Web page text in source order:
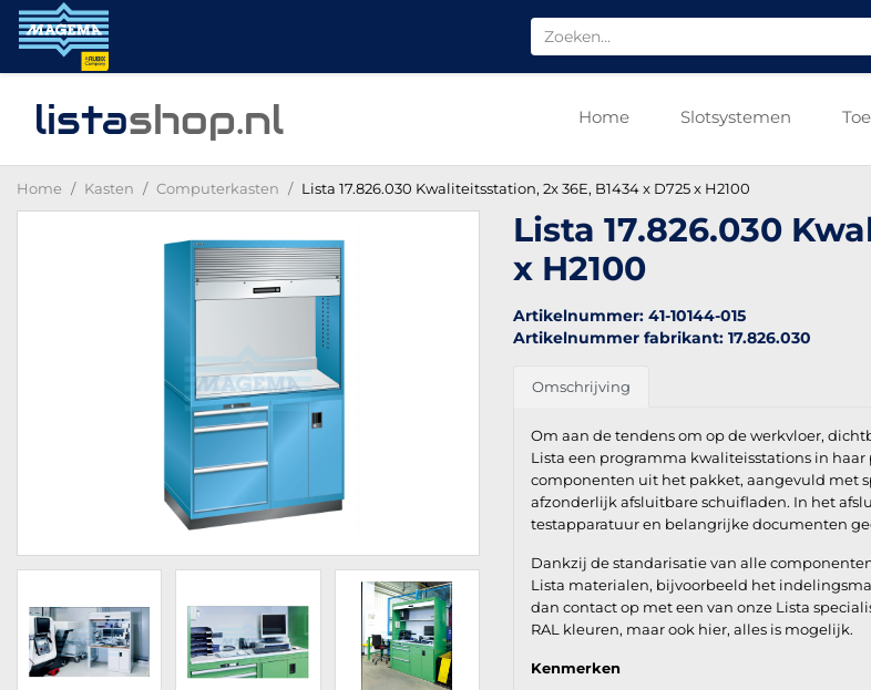
listashop.nl Home Slotsystemen
Home Kasten Computerkasten Lista 17.826.030 Kwaliteitsstation, 2x 36E, B1434 x D725 x H2100
Lista 17.826.030
x H2100
Artikelnummer: 41-10144-015
Artikelnummer fabrikant: 17.826.030
Omschrijving
Om aan de tendens om op de werkvloer,
Lista een programma kwaliteisstations in
componenten uit het pakket, aangevuld met
afzonderlijk afsluitbare schuifladen. In het
testapparatuur en belangrijke documenten
Dankzij de standarisatie van alle
Lista materialen, bijvoorbeeld het
dan contact op met een van onze Lista
RAL kleuren, maar ook hier, alles is mogelijk.
Kenmerken